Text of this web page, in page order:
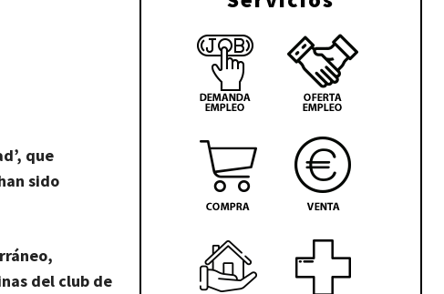
que
sido
del club de